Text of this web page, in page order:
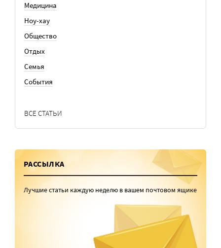
Медицина
Ноу-хау
Общество
Отдых
Семья
События
ВСЕ СТАТЬИ
РАССЫЛКА
Лучшие статьи каждую неделю в вашем почтовом ящике